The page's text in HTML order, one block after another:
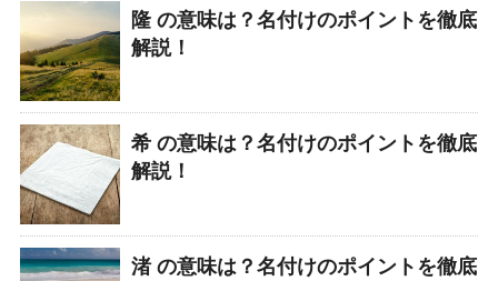
隆 の意味は？名付けのポイントを徹底
解説！
希 の意味は？名付けのポイントを徹底
解説！
渚 の意味は？名付けのポイントを徹底